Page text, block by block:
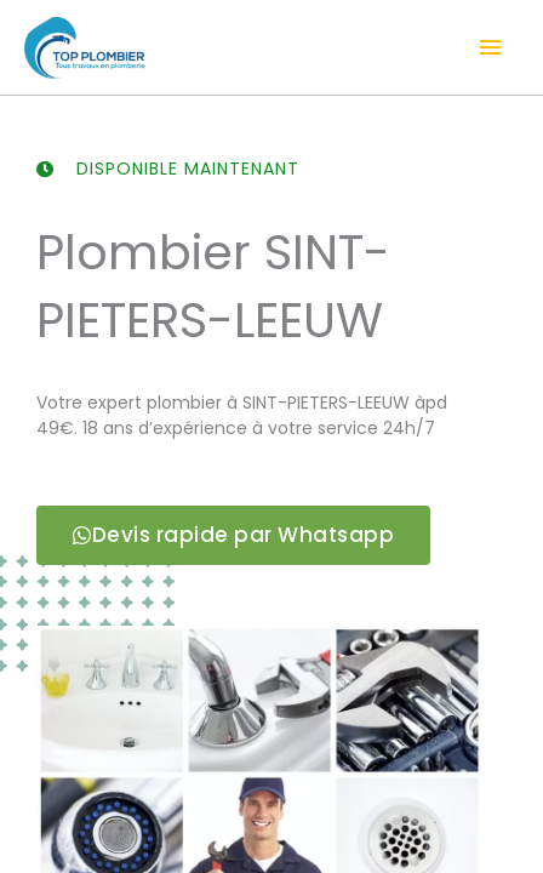
contenu
DISPONIBLE MAINTENANT
Plombier SINT-
PIETERS-LEEUW
Votre expert plombier à SINT-PIETERS-LEEUW àpd
49€. 18 ans d’expérience à votre service 24h/7
Devis rapide par Whatsapp